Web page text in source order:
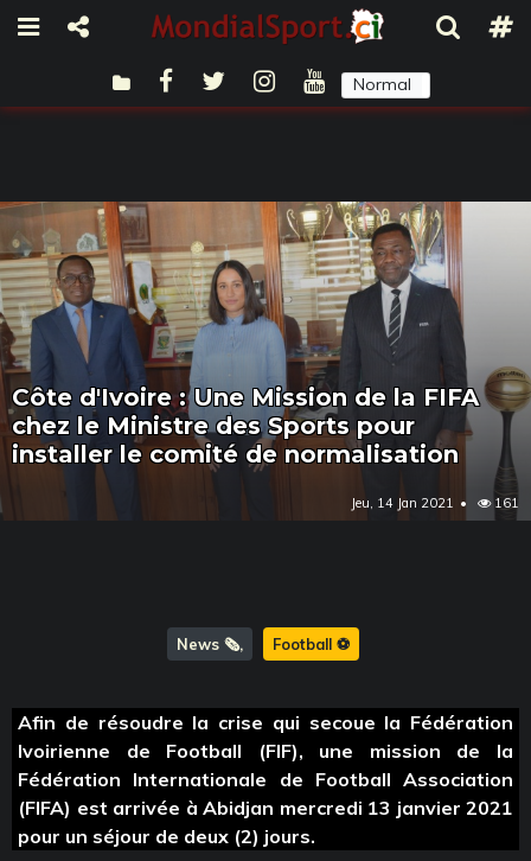
Normal
Côte d'Ivoire : Une Mission de la FIFA
chez le Ministre des Sports pour
installer le comité de normalisation
Jeu, 14 Jan 2021 161
News 🗞️ Football ⚽️
Afin de résoudre la crise qui secoue la Fédération
Ivoirienne de Football (FIF), une mission de la
Fédération Internationale de Football Association
(FIFA) est arrivée à Abidjan mercredi 13 janvier 2021
pour un séjour de deux (2) jours.